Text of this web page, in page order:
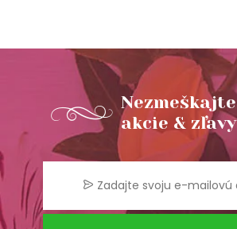
Nezmeškajte
akcie & zľavy